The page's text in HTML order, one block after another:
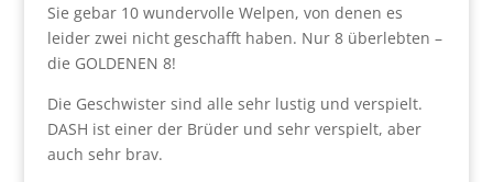
Sie gebar 10 wundervolle Welpen, von denen es
leider zwei nicht geschafft haben. Nur 8 überlebten –
die GOLDENEN 8!
Die Geschwister sind alle sehr lustig und verspielt.
DASH ist einer der Brüder und sehr verspielt, aber
auch sehr brav.